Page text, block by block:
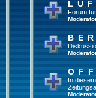
Forum
In